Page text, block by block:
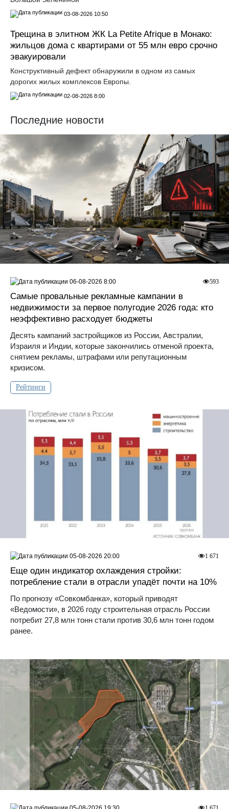
03-08-2026 10:50
Трещина в элитном ЖК La Petite Afrique в Монако:
жильцов дома с квартирами от 55 млн евро срочно
эвакуировали
Конструктивный дефект обнаружили в одном из самых
дорогих жилых комплексов Европы.
02-08-2026 8:00
Последние новости
Самые провальные рекламные кампании в
недвижимости за первое полугодие 2026 года: кто
неэффективно расходует бюджеты
Десять кампаний застройщиков из России, Австралии,
Израиля и Индии, которые закончились отменой проекта,
снятием рекламы, штрафами или репутационным
кризисом.
Рейтинги
593
06-08-2026 8:00
Еще один индикатор охлаждения стройки:
потребление стали в отрасли упадёт почти на 10%
По прогнозу «Совкомбанка», который приводят
«Ведомости», в 2026 году строительная отрасль России
потребит 27,8 млн тонн стали против 30,6 млн тонн годом
ранее.
1 671
05-08-2026 20:00